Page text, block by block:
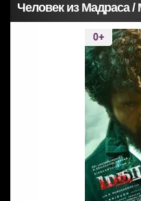
Человек из Мадраса /